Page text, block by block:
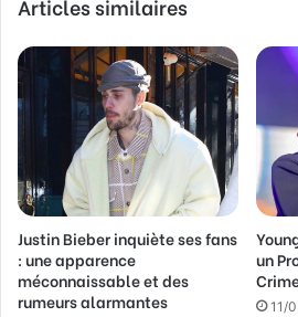
r
e
a
s
s
e
E
m
a
Justin Bieber inquiète ses fans
: une apparence
méconnaissable et des
rumeurs alarmantes
un
11/